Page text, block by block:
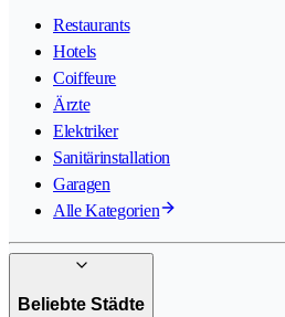
Restaurants
Hotels
Coiffeure
Ärzte
Elektriker
Sanitärinstallation
Garagen
Alle Kategorien
Beliebte Städte